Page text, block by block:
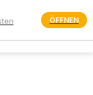
menu
ÖFFNEN